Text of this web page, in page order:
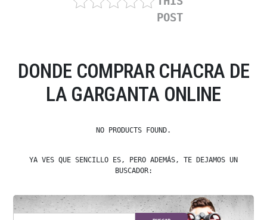
POST
DONDE COMPRAR CHACRA DE
LA GARGANTA ONLINE
NO PRODUCTS FOUND.
YA VES QUE SENCILLO ES, PERO ADEMÁS, TE DEJAMOS UN
BUSCADOR: